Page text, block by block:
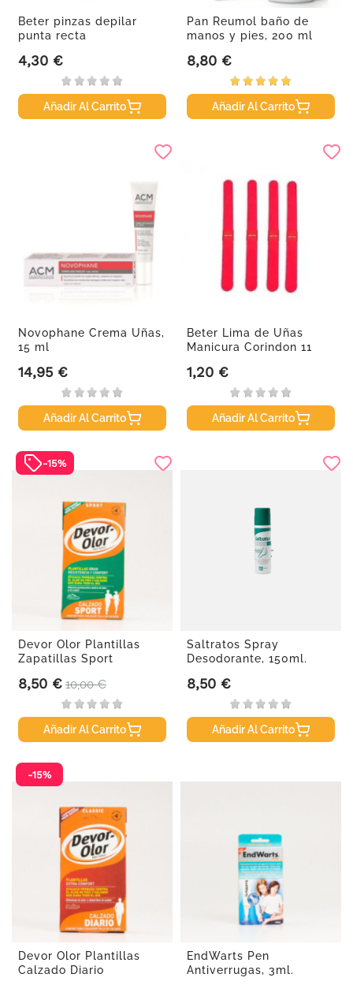
Beter pinzas depilar
punta recta
Precio
4,30 €
Añadir Al Carrito
Pan Reumol baño de
manos y pies, 200 ml
Precio
8,80 €
Añadir Al Carrito
Novophane Crema Uñas,
15 ml
Precio
14,95 €
Añadir Al Carrito
Beter Lima de Uñas
Manicura Corindon 11
Precio
1,20 €
Añadir Al Carrito
Devor Olor Plantillas
Zapatillas Sport
Precio
8,50 € Precio base
10,00 €
Añadir Al Carrito
-15%
Saltratos Spray
Desodorante, 150ml.
Precio
8,50 €
Añadir Al Carrito
Devor Olor Plantillas
Calzado Diario
-15%
EndWarts Pen
Antiverrugas, 3ml.